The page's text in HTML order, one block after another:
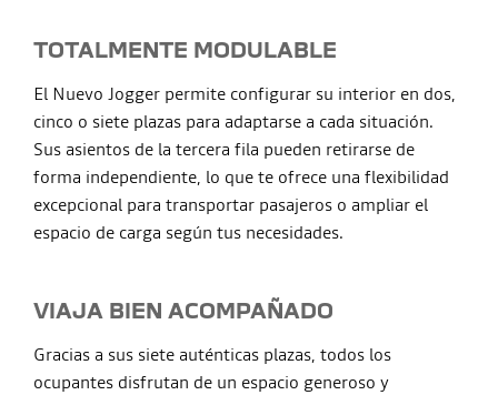
TOTALMENTE MODULABLE
El Nuevo Jogger permite configurar su interior en dos,
cinco o siete plazas para adaptarse a cada situación.
Sus asientos de la tercera fila pueden retirarse de
forma independiente, lo que te ofrece una flexibilidad
excepcional para transportar pasajeros o ampliar el
espacio de carga según tus necesidades.
VIAJA BIEN ACOMPAÑADO
Gracias a sus siete auténticas plazas, todos los
ocupantes disfrutan de un espacio generoso y